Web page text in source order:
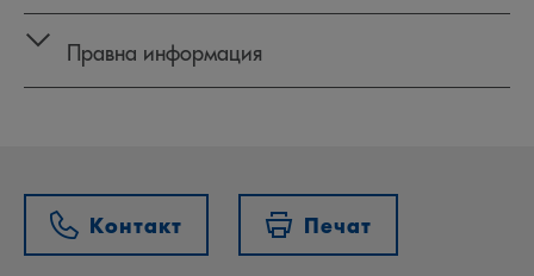
Правна информация
Контакт Печат